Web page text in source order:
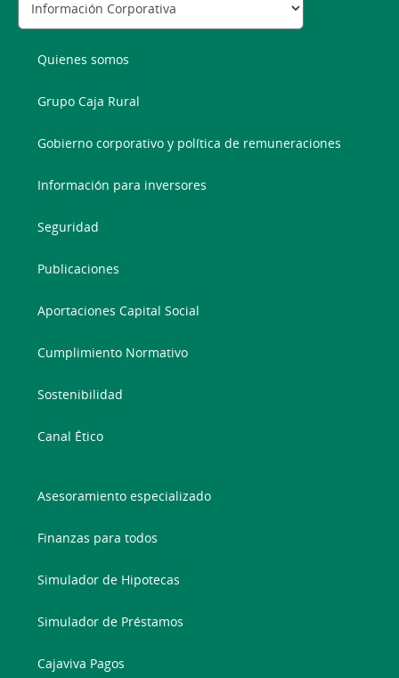
Quienes somos
Grupo Caja Rural
Gobierno corporativo y política de remuneraciones
Información para inversores
Seguridad
Publicaciones
Aportaciones Capital Social
Cumplimiento Normativo
Sostenibilidad
Canal Ético
Asesoramiento especializado
Finanzas para todos
Simulador de Hipotecas
Simulador de Préstamos
Cajaviva Pagos